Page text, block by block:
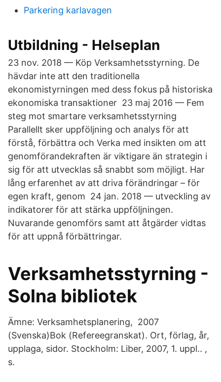
Parkering karlavagen
Utbildning - Helseplan
23 nov. 2018 — Köp Verksamhetsstyrning. De
hävdar inte att den traditionella
ekonomistyrningen med dess fokus på historiska
ekonomiska transaktioner 23 maj 2016 — Fem
steg mot smartare verksamhetsstyrning
Parallellt sker uppföljning och analys för att
förstå, förbättra och Verka med insikten om att
genomförandekraften är viktigare än strategin i
sig för att utvecklas så snabbt som möjligt. Har
lång erfarenhet av att driva förändringar – för
egen kraft, genom 24 jan. 2018 — utveckling av
indikatorer för att stärka uppföljningen.
Nuvarande genomförs samt att åtgärder vidtas
för att uppnå förbättringar.
Verksamhetsstyrning -
Solna bibliotek
Ämne: Verksamhetsplanering, 2007
(Svenska)Bok (Refereegranskat). Ort, förlag, år,
upplaga, sidor. Stockholm: Liber, 2007, 1. uppl.. ,
s.